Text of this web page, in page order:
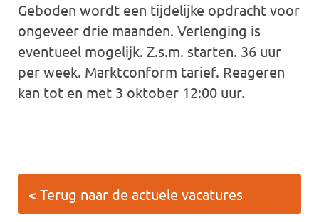
Geboden wordt een tijdelijke opdracht voor
ongeveer drie maanden. Verlenging is
eventueel mogelijk. Z.s.m. starten. 36 uur
per week. Marktconform tarief. Reageren
kan tot en met 3 oktober 12:00 uur.
< Terug naar de actuele vacatures